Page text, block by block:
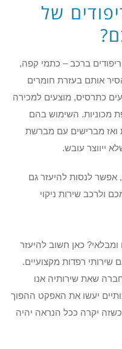
של
ברכב – כתמי קפה,
אותם בעזרת חומרים
כתרסיס, מוצעים למכירה
מכוניות. השימוש בהם
מברישים עם מברשת
ייווצר עובש.
לנסות להיעזר גם
ולרכב שירות ניקוי
ומבלאי? כאן חשוב להיעזר
שירותי רפדות מקצועיים.
שאת שירותיה אנו
יעשו את האפקט ההפוך
יקרה ככל הנראה יהיה